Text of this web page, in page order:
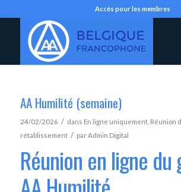
Accès pour les membres
AA Humilité (semaine)
24/02/2026 / dans En ligne uniquement, Réunion
rétablissement / parAdmin Digital
Réunion en ligne du